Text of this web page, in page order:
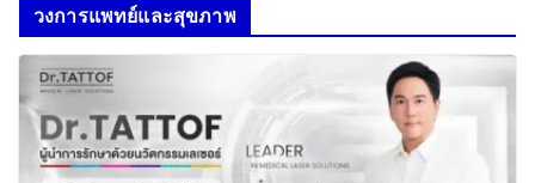
วงการแพทย์และสุขภาพ